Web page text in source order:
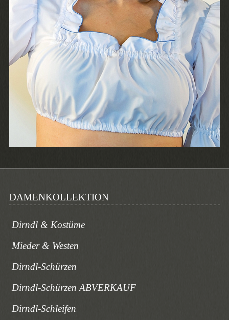
DAMENKOLLEKTION
Dirndl & Kostüme
Mieder & Westen
Dirndl-Schürzen
Dirndl-Schürzen ABVERKAUF
Dirndl-Schleifen